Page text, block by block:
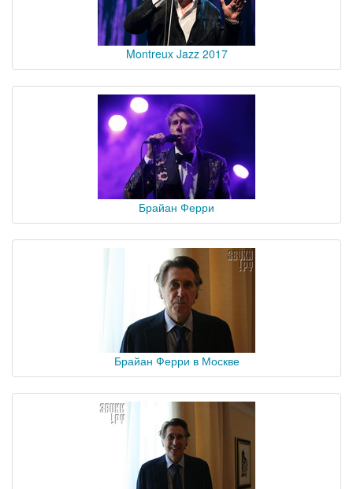
Montreux Jazz 2017
Брайан Ферри
Брайан Ферри в Москве